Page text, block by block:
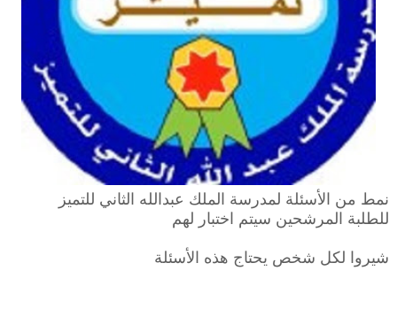
نمط من الأسئلة لمدرسة الملك عبدالله الثاني للتميز
للطلبة المرشحين سيتم اختبار لهم
شيروا لكل شخص يحتاج هذه الأسئلة